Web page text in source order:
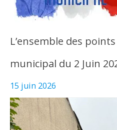
L’ensemble des
municipal du 2 Juin
15 juin 2026